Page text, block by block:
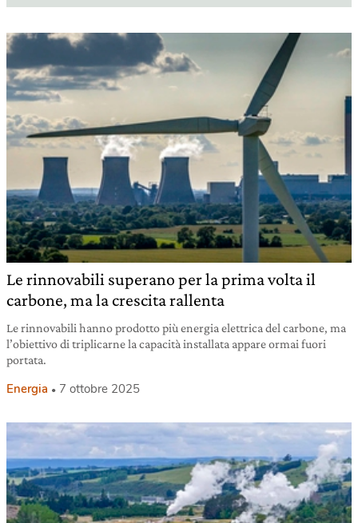
Le rinnovabili superano per la prima volta il
carbone, ma la crescita rallenta
Le rinnovabili hanno prodotto più energia elettrica del carbone, ma
l’obiettivo di triplicarne la capacità installata appare ormai fuori
portata.
Energia 7 ottobre 2025